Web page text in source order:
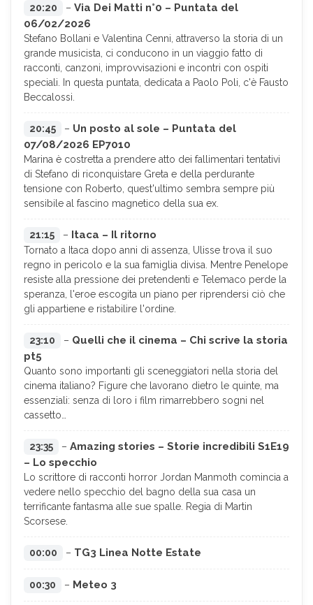
20:20 – Via Dei Matti n°0 – Puntata del
06/02/2026
Stefano Bollani e Valentina Cenni, attraverso la storia di un
grande musicista, ci conducono in un viaggio fatto di
racconti, canzoni, improvvisazioni e incontri con ospiti
speciali. In questa puntata, dedicata a Paolo Poli, c'è Fausto
Beccalossi.
20:45 – Un posto al sole – Puntata del
07/08/2026 EP7010
Marina è costretta a prendere atto dei fallimentari tentativi
di Stefano di riconquistare Greta e della perdurante
tensione con Roberto, quest'ultimo sembra sempre più
sensibile al fascino magnetico della sua ex.
21:15 – Itaca – Il ritorno
Tornato a Itaca dopo anni di assenza, Ulisse trova il suo
regno in pericolo e la sua famiglia divisa. Mentre Penelope
resiste alla pressione dei pretendenti e Telemaco perde la
speranza, l'eroe escogita un piano per riprendersi ciò che
gli appartiene e ristabilire l'ordine.
23:10 – Quelli che il cinema – Chi scrive la storia
pt5
Quanto sono importanti gli sceneggiatori nella storia del
cinema italiano? Figure che lavorano dietro le quinte, ma
essenziali: senza di loro i film rimarrebbero sogni nel
cassetto…
23:35 – Amazing stories – Storie incredibili S1E19
– Lo specchio
Lo scrittore di racconti horror Jordan Manmoth comincia a
vedere nello specchio del bagno della sua casa un
terrificante fantasma alle sue spalle. Regia di Martin
Scorsese.
00:00 – TG3 Linea Notte Estate
00:30 – Meteo 3